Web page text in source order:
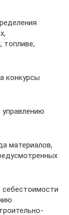
топливе,
конкурсы
материалов,